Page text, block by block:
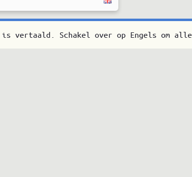
vertaald. Schakel over op Engels om